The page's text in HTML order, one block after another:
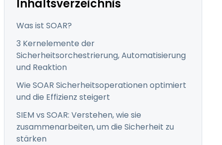
entdecken
Inhaltsverzeichnis
Was ist SOAR?
3 Kernelemente der
Sicherheitsorchestrierung, Automatisierung
und Reaktion
Wie SOAR Sicherheitsoperationen optimiert
und die Effizienz steigert
SIEM vs SOAR: Verstehen, wie sie
zusammenarbeiten, um die Sicherheit zu
stärken